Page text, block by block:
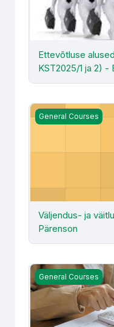
Ettevõtluse
KST2025/1 ja 2) -
Väljendus- ja
General Courses
Väljendus- ja
Pärenson
Võlanõustamine
General Courses